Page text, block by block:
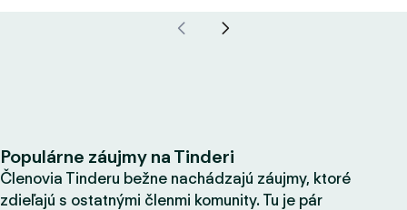
Populárne záujmy na Tinderi
Členovia Tinderu bežne nachádzajú záujmy, ktoré
zdieľajú s ostatnými členmi komunity. Tu je pár